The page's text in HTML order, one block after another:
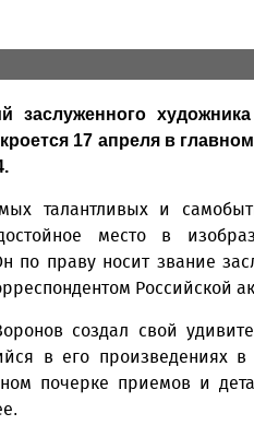
заслуженного
17 апреля в
талантливых и
место в
праву носит звание
Российской
создал свой
в его произведениях
почерке приемов и